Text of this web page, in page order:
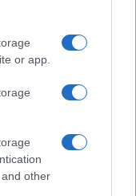
or app.
other